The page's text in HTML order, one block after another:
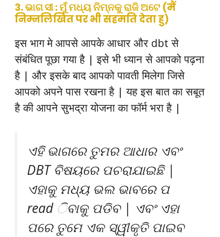
3. ଭାଗ ସୀ : ମୁଁ ମଧ୍ୟ ନିମ୍ନକୁ ରାଜି ଅଟେ (मैं
निम्नलिखित पर भी सहमति देता हु)
इस भाग मे आपसे आपके आधार और dbt से
संबंधित पूछा गया है | इसे भी ध्यान से आपको पढ़ना
है | और इसके बाद आपको पावती मिलेगा जिसे
आपको अपने पास रखना है | यह इस बात का सबूत
है की आपने सुभद्रा योजना का फॉर्म भरा है |
ଏହି ଭାଗରେ ତୁମର ଆଧାର ଏବଂ
DBT ବିଷୟରେ ପଚରାଯାଇଛି |
ଏହାକୁ ମଧ୍ୟ ଭଲ ଭାବରେ ପ
read ିବାକୁ ପଡିବ | ଏବଂ ଏହା
ପରେ ତୁମେ ଏକ ସ୍ୱୀକୃତି ପାଇବ